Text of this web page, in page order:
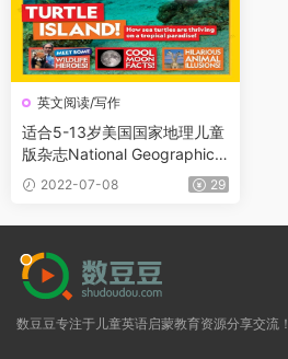
英文阅读/写作
适合5-13岁美国国家地理儿童
版杂志National Geographic K
ids 2014-2022全年刊
2022-07-08 29
数豆豆专注于儿童英语启蒙教育资源分享交流！